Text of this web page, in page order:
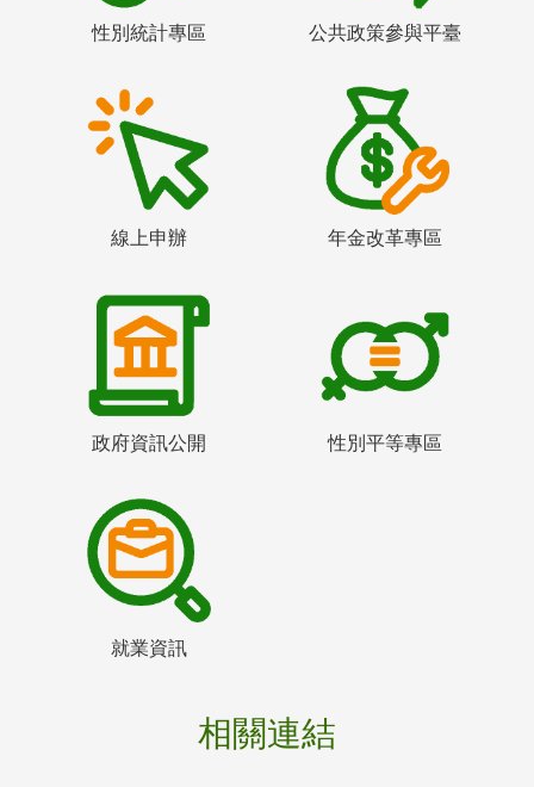
性別統計專區 公共政策參與平臺
線上申辦 年金改革專區
政府資訊公開 性別平等專區
就業資訊
相關連結